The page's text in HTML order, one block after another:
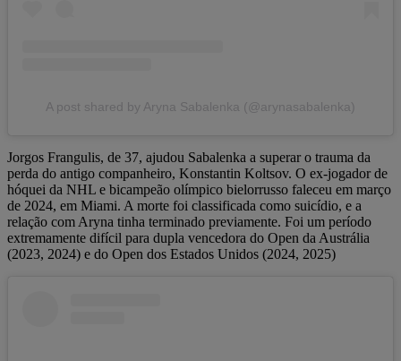
A post shared by Aryna Sabalenka (@arynasabalenka)
Jorgos Frangulis, de 37, ajudou Sabalenka a superar o trauma da
perda do antigo companheiro, Konstantin Koltsov. O ex-jogador de
hóquei da NHL e bicampeão olímpico bielorrusso faleceu em março
de 2024, em Miami. A morte foi classificada como suicídio, e a
relação com Aryna tinha terminado previamente. Foi um período
extremamente difícil para dupla vencedora do Open da Austrália
(2023, 2024) e do Open dos Estados Unidos (2024, 2025)